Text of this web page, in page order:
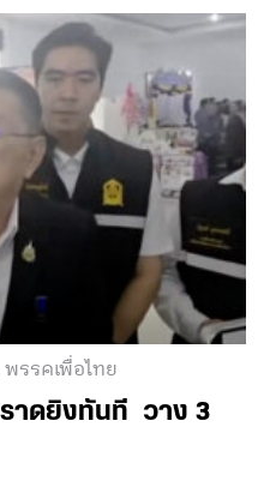
รรคเพื่อไทย
าดยิงทันที วาง 3